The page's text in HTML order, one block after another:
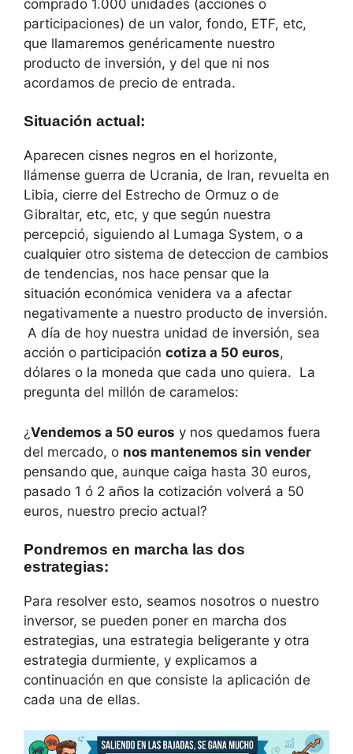
comprado 1.000 unidades (acciones o
participaciones) de un valor, fondo, ETF, etc,
que llamaremos genéricamente nuestro
producto de inversión, y del que ni nos
acordamos de precio de entrada.
Situación actual :
Aparecen cisnes negros en el horizonte,
llámense guerra de Ucrania, de Iran, revuelta en
Libia, cierre del Estrecho de Ormuz o de
Gibraltar, etc, etc, y que según nuestra
percepció, siguiendo al Lumaga System, o a
cualquier otro sistema de deteccion de cambios
de tendencias, nos hace pensar que la
situación económica venidera va a afectar
negativamente a nuestro producto de inversión.
A día de hoy nuestra unidad de inversión, sea
acción o participación cotiza a 50 euros,
dólares o la moneda que cada uno quiera. La
pregunta del millón de caramelos:
¿Vendemos a 50 euros y nos quedamos fuera
del mercado, o nos mantenemos sin vender
pensando que, aunque caiga hasta 30 euros,
pasado 1 ó 2 años la cotización volverá a 50
euros, nuestro precio actual?
Pondremos en marcha las dos
estrategias:
Para resolver esto, seamos nosotros o nuestro
inversor, se pueden poner en marcha dos
estrategias, una estrategia beligerante y otra
estrategia durmiente, y explicamos a
continuación en que consiste la aplicación de
cada una de ellas.